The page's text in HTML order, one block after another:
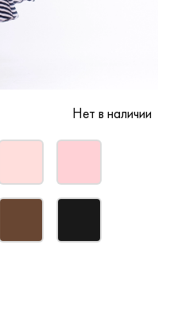
Нет в наличии